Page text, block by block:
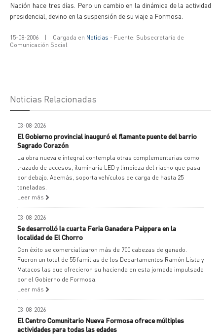
Nación hace tres días. Pero un cambio en la dinámica de la actividad
presidencial, devino en la suspensión de su viaje a Formosa.
15-08-2006 | Cargada en Noticias - Fuente: Subsecretaría de
Comunicación Social
Noticias Relacionadas
03-08-2026
El Gobierno provincial inauguró el flamante puente del barrio
Sagrado Corazón
La obra nueva e integral contempla otras complementarias como
trazado de accesos, iluminaria LED y limpieza del riacho que pasa
por debajo. Además, soporta vehículos de carga de hasta 25
toneladas.
Leer más
03-08-2026
Se desarrolló la cuarta Feria Ganadera Paippera en la
localidad de El Chorro
Con éxito se comercializaron más de 700 cabezas de ganado.
Fueron un total de 55 familias de los Departamentos Ramón Lista y
Matacos las que ofrecieron su hacienda en esta jornada impulsada
por el Gobierno de Formosa.
Leer más
03-08-2026
El Centro Comunitario Nueva Formosa ofrece múltiples
actividades para todas las edades